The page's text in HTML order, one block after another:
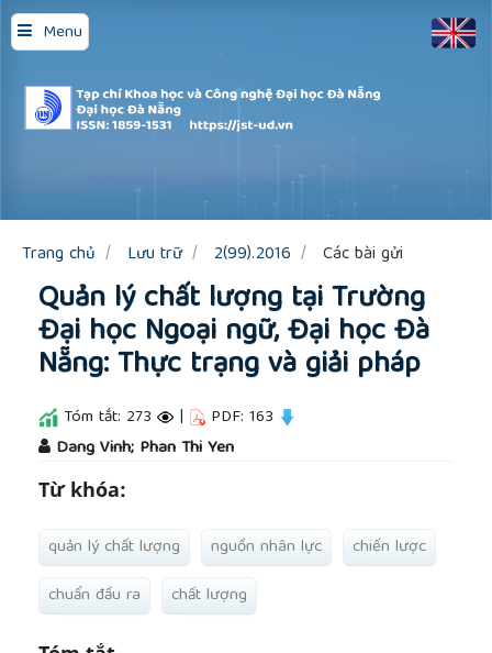
Menu
Quick
jump
to
page
content
Main
Sidebar
Trang chủ Lưu trữ 2(99).2016 Các bài gửi
Quản lý chất lượng tại Trường
Đại học Ngoại ngữ, Đại học Đà
Nẵng: Thực trạng và giải pháp
Tóm tắt: 273 | PDF: 163
Dang Vinh; Phan Thi Yen
Từ khóa:
quản lý chất lượng nguồn nhân lực
chiến lược
chuẩn đầu ra
chất lượng